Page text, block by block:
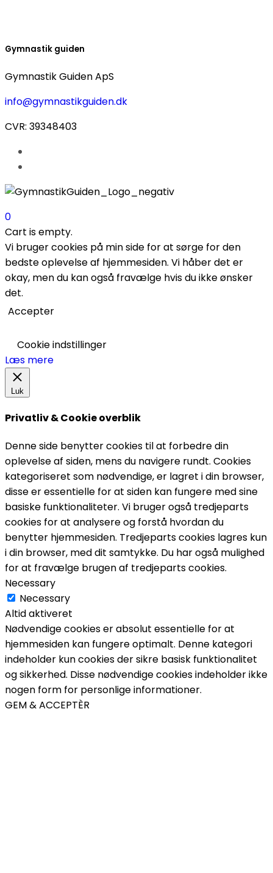
Gymnastik guiden
Gymnastik Guiden ApS
info@gymnastikguiden.dk
CVR: 39348403
0
Cart is empty.
Vi bruger cookies på min side for at sørge for den
bedste oplevelse af hjemmesiden. Vi håber det er
okay, men du kan også fravælge hvis du ikke ønsker
det.
Accepter
Cookie indstillinger
Læs mere
Luk
Privatliv & Cookie overblik
Denne side benytter cookies til at forbedre din
oplevelse af siden, mens du navigere rundt. Cookies
kategoriseret som nødvendige, er lagret i din browser,
disse er essentielle for at siden kan fungere med sine
basiske funktionaliteter. Vi bruger også tredjeparts
cookies for at analysere og forstå hvordan du
benytter hjemmesiden. Tredjeparts cookies lagres kun
i din browser, med dit samtykke. Du har også mulighed
for at fravælge brugen af tredjeparts cookies.
Necessary
Necessary
Altid aktiveret
Nødvendige cookies er absolut essentielle for at
hjemmesiden kan fungere optimalt. Denne kategori
indeholder kun cookies der sikre basisk funktionalitet
og sikkerhed. Disse nødvendige cookies indeholder ikke
nogen form for personlige informationer.
GEM & ACCEPTÈR